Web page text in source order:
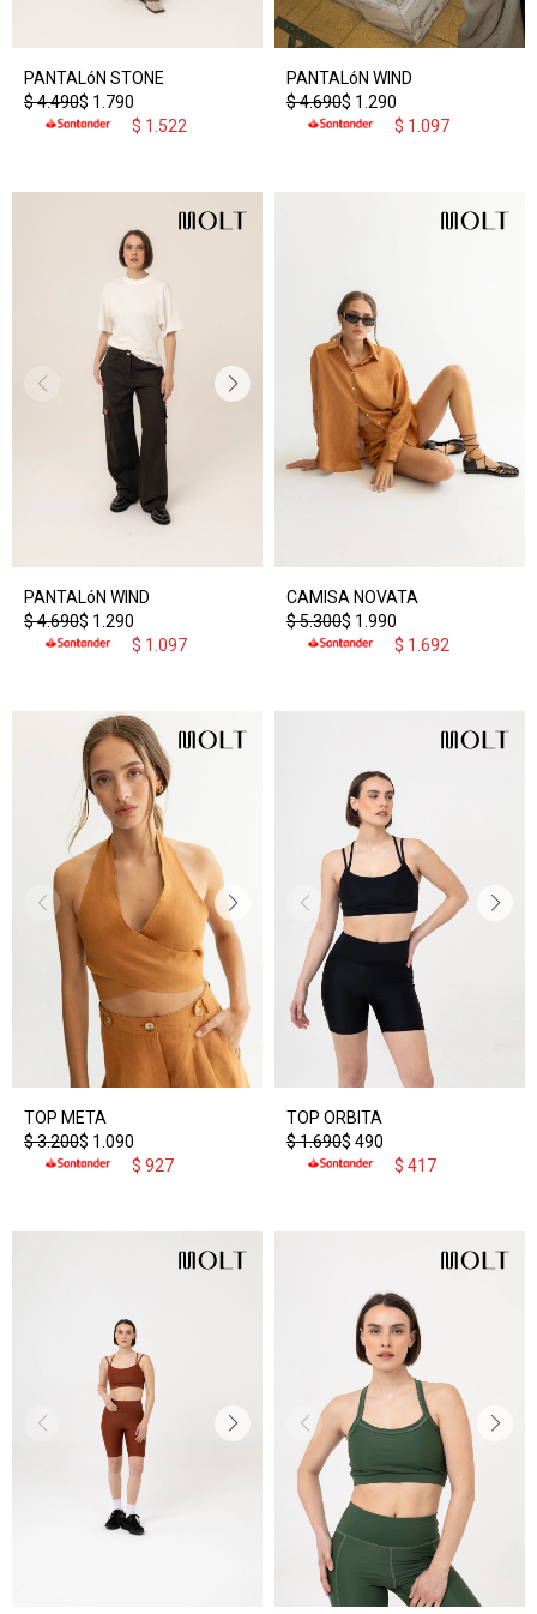
PANTALóN STONE
$ 1.790
$4.490
$ 1.522
PANTALóN WIND
$ 1.290
$4.690
$ 1.097
PANTALóN WIND
$ 1.290
$4.690
$ 1.097
CAMISA NOVATA
$ 1.990
$5.300
$ 1.692
TOP META
$ 1.090
$3.200
$ 927
TOP ORBITA
$ 490
$1.690
$ 417